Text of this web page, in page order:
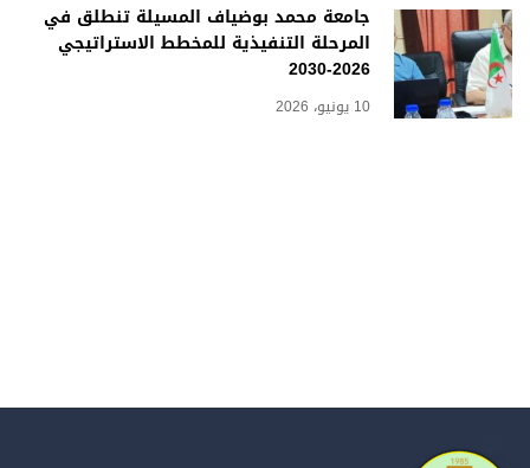
جامعة محمد بوضياف المسيلة تنطلق في
المرحلة التنفيذية للمخطط الاستراتيجي
2026-2030
10 يونيو، 2026